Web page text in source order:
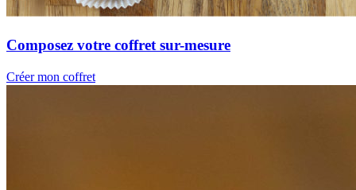
Composez votre coffret sur-mesure
Créer mon coffret